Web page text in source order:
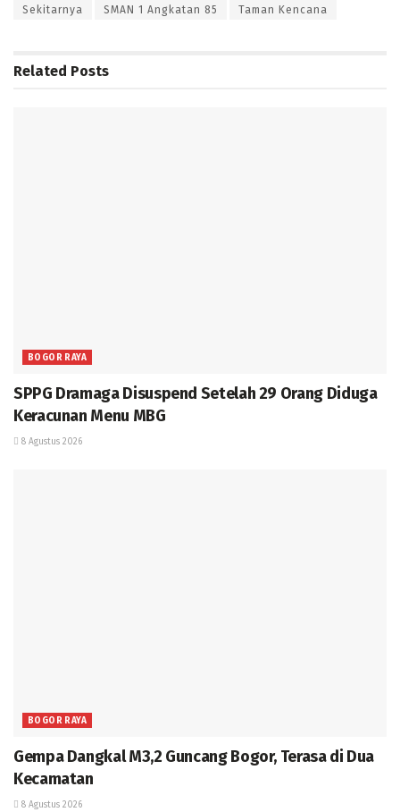
Sekitarnya SMAN 1 Angkatan 85 Taman Kencana
Related Posts
BOGOR RAYA
SPPG Dramaga Disuspend Setelah 29 Orang Diduga
Keracunan Menu MBG
8 Agustus 2026
BOGOR RAYA
Gempa Dangkal M3,2 Guncang Bogor, Terasa di Dua
Kecamatan
8 Agustus 2026